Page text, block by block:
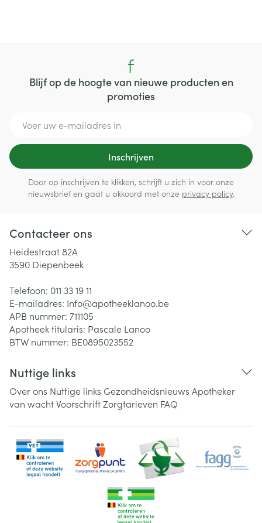
Blijf op de hoogte van nieuwe producten en
promoties
Inschrijven
Door op inschrijven te klikken, schrijft u zich in voor onze
nieuwsbrief en gaat u akkoord met onze privacy policy.
Contacteer ons
Heidestraat 82A
3590 Diepenbeek
Telefoon: 011 33 19 11
E-mailadres: Info@apotheeklanoo.be
APB nummer: 711105
Apotheek titularis: Pascale Lanoo
BTW nummer: BE0895023552
Nuttige links
Over ons Nuttige links Gezondheidsnieuws Apotheker
van wachtVoorschriftZorgtarieven FAQ